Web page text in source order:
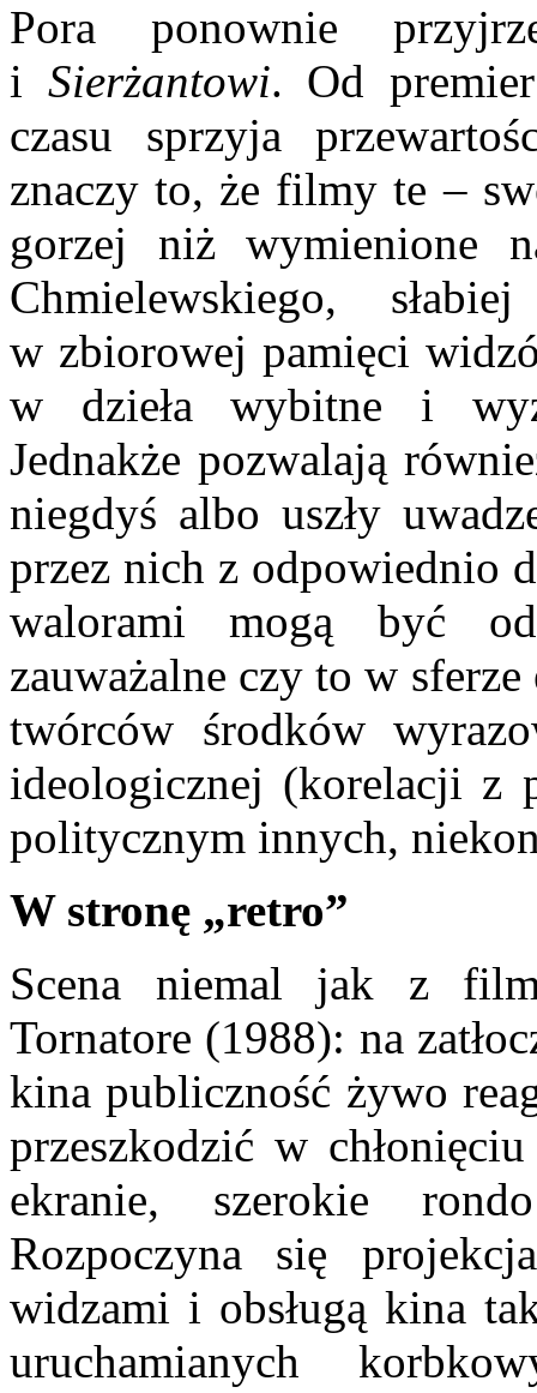
Pora ponownie
i Sierżantowi. Od
czasu sprzyja
znaczy to, że filmy te –
gorzej niż wymienione
Chmielewskiego,
w zbiorowej pamięci
w dzieła wybitne i
Jednakże pozwalają
niegdyś albo uszły
przez nich z odpowiednio
walorami mogą być
zauważalne czy to w
twórców środków
ideologicznej (korelacji z
politycznym innych,
W stronę „retro”
Scena niemal jak z
Tornatore (1988): na
kina publiczność żywo
przeszkodzić w
ekranie, szerokie
Rozpoczyna się
widzami i obsługą kina
uruchamianych